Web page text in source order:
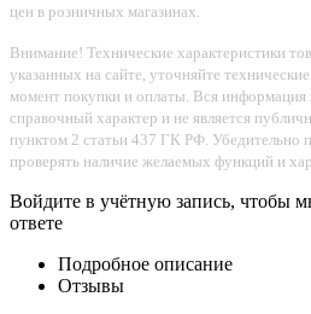
цен в розничных магазинах.
Внимание! Технические характеристики
указанных на сайте, уточняйте
момент покупки и оплаты. Вся информация
справочный характер и не является
пунктом 2 статьи 437 ГК РФ. Убедительно
проверять наличие желаемых функций и
Войдите в учётную запись, чтобы
ответе
Подробное описание
Отзывы